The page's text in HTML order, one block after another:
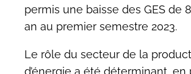
permis une baisse des GES de
an au premier semestre 2023.
Le rôle du secteur de la
d’énergie a été déterminant, en